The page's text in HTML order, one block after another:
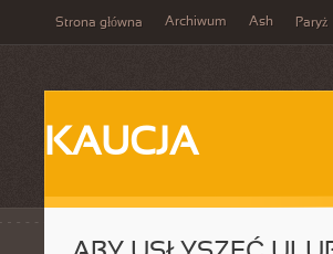
Strona główna Archiwum Ash Paryż
KAUCJA